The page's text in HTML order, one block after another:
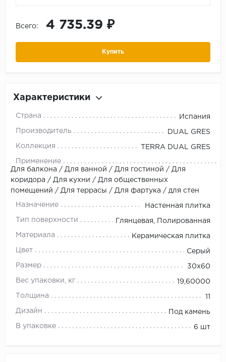
Всего: 4 735.39 ₽
Купить
Характеристики
Страна Испания
Производитель DUAL GRES
Коллекция TERRA DUAL GRES
Применение
Для балкона / Для ванной / Для гостиной / Для
коридора / Для кухни / Для общественных
помещений / Для террасы / Для фартука / для стен
Назначение Настенная плитка
Тип поверхности Глянцевая, Полированная
Материала Керамическая плитка
Цвет Серый
Размер 30x60
Вес упаковки, кг 19,60000
Толщина 11
Дизайн Под камень
В упаковке 6 шт